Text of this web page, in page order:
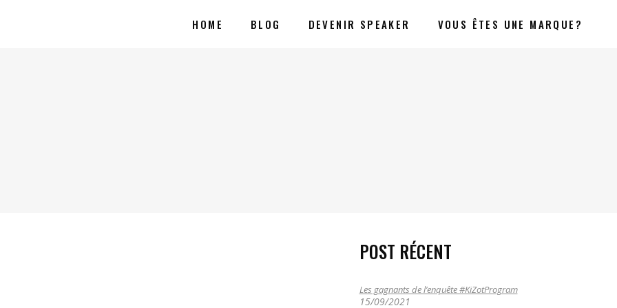
HOME BLOG DEVENIR SPEAKER VOUS ÊTES UNE MARQUE?
POST RÉCENT
Les gagnants de l’enquête #KiZotProgram
15/09/2021